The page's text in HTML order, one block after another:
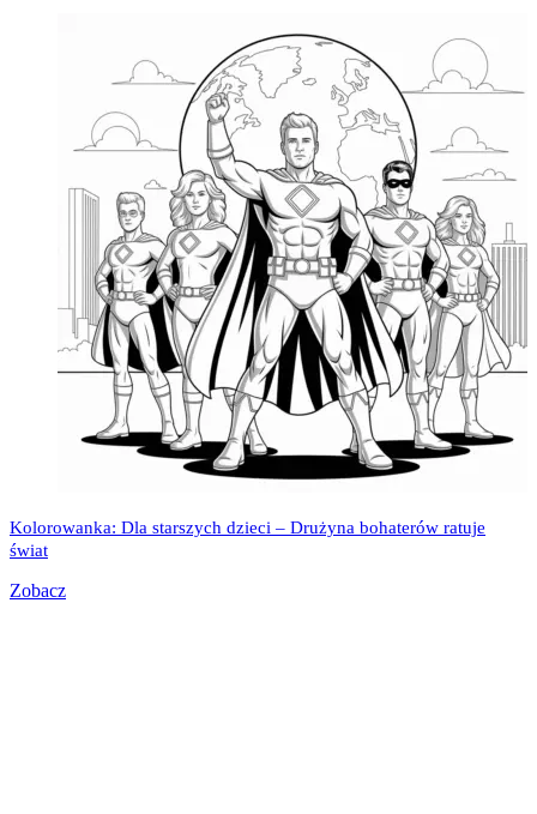
Kolorowanka: Dla starszych dzieci – Drużyna bohaterów ratuje
świat
Zobacz